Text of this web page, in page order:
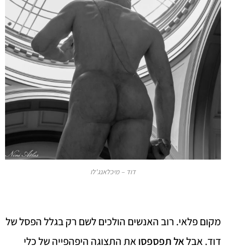
דוד – מיכלאנג'לו
מקום פלאי. רוב האנשים הולכים לשם רק בגלל הפסל של
דוד. אבלאל תפספסו את התצוגה היפהפייה של כלי